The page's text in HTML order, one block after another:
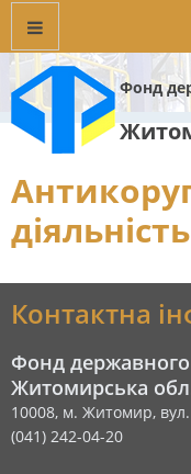
Фонд
діяльність
Контактна
Фонд
Житомирська
10008, м. Житомир, вул.
(041) 242-04-20